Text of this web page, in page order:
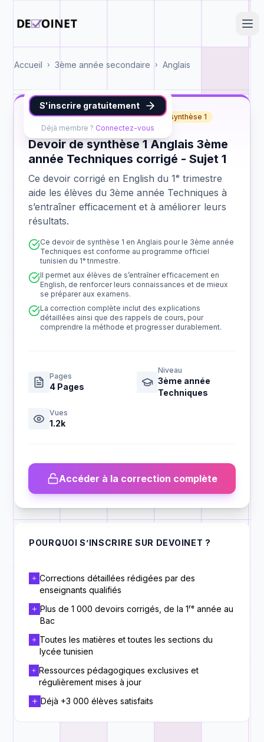
Accueil › 3ème année secondaire › Anglais
S'inscrire gratuitement
Déjà membre ? Connectez-vous
English 3ème année Techniques synthèse 1
Devoir de synthèse 1 Anglais 3ème
année Techniques corrigé - Sujet 1
Ce devoir corrigé en English du 1ᵉ trimestre
aide les élèves du 3ème année Techniques à
s’entraîner efficacement et à améliorer leurs
résultats.
Ce devoir de synthèse 1 en Anglais pour le 3ème année
Techniques est conforme au programme officiel
tunisien du 1ᵉ trimestre.
Il permet aux élèves de s’entraîner efficacement en
English, de renforcer leurs connaissances et de mieux
se préparer aux examens.
La correction complète inclut des explications
détaillées ainsi que des rappels de cours, pour
comprendre la méthode et progresser durablement.
Pages
4 Pages
Niveau
3ème année
Techniques
Vues
1.2k
Accéder à la correction complète
POURQUOI S’INSCRIRE SUR DEVOINET ?
Corrections détaillées rédigées par des
enseignants qualifiés
Plus de 1 000 devoirs corrigés, de la 1ʳᵉ année au
Bac
Toutes les matières et toutes les sections du
lycée tunisien
Ressources pédagogiques exclusives et
régulièrement mises à jour
Déjà +3 000 élèves satisfaits